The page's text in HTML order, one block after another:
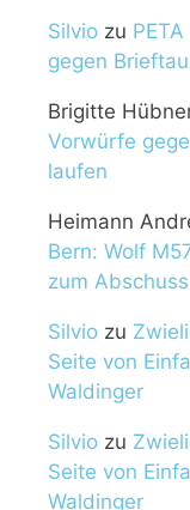
Silvio zu
gegen
Brigitte
Vorwürfe
laufen
Heimann
Bern: Wolf
zum
Silvio zu
Seite von
Waldinger
Silvio zu
Seite von
Waldinger